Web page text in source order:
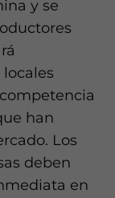
y se
han
Los
deben
en